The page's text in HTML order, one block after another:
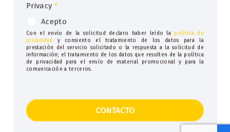
Privacy *
Acepto
Con el envío de la solicitud declaro haber leído la política de
privacidad
y consiento el tratamiento de los datos para la
prestación del servicio solicitado o la respuesta a la solicitud de
información; el tratamiento de los datos que resulten de la política
de privacidad para el envío de material promocional y para la
comunicación a terceros.
CONTACTO